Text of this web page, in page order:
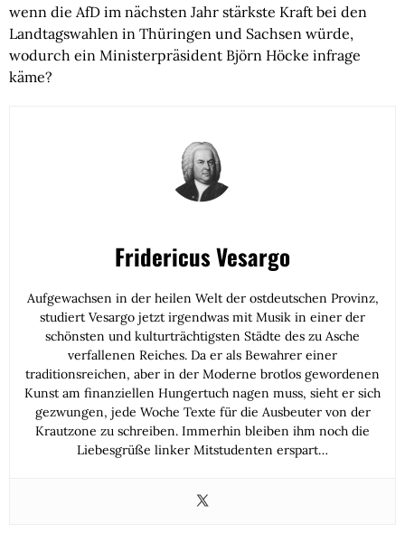
wenn die AfD im nächsten Jahr stärkste Kraft bei den
Landtagswahlen in Thüringen und Sachsen würde,
wodurch ein Ministerpräsident Björn Höcke infrage
käme?
Fridericus Vesargo
Aufgewachsen in der heilen Welt der ostdeutschen Provinz,
studiert Vesargo jetzt irgendwas mit Musik in einer der
schönsten und kulturträchtigsten Städte des zu Asche
verfallenen Reiches. Da er als Bewahrer einer
traditionsreichen, aber in der Moderne brotlos gewordenen
Kunst am finanziellen Hungertuch nagen muss, sieht er sich
gezwungen, jede Woche Texte für die Ausbeuter von der
Krautzone zu schreiben. Immerhin bleiben ihm noch die
Liebesgrüße linker Mitstudenten erspart…